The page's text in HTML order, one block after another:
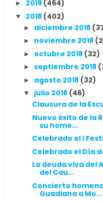
► 2019 (464)
▼ 2018 (402)
► diciembre 2018
► noviembre 2018
► octubre 2018 (32)
► septiembre 2018
► agosto 2018 (32)
▼ julio 2018 (46)
Clausura de la
Nuevo éxito de la
su home...
Celebrado el I
Celebrado el Día
La deuda viva del
del Cau...
Concierto
Guadiana a Mo...